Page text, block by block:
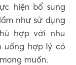
hiện bổ sung
như sử dụng
hợp với nhu
uống hợp lý có
muốn.